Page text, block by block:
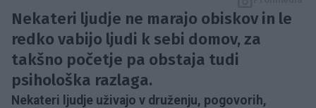
Nekateri ljudje ne marajo obiskov in le
redko vabijo ljudi k sebi domov, za
takšno početje pa obstaja tudi
psihološka razlaga.
Nekateri ljudje uživajo v druženju, pogovorih,